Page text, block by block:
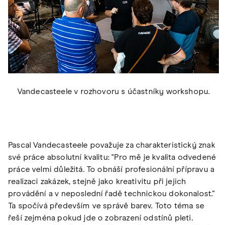
Vandecasteele v rozhovoru s účastníky workshopu.
Pascal Vandecasteele považuje za charakteristický znak
své práce absolutní kvalitu: "Pro mě je kvalita odvedené
práce velmi důležitá. To obnáší profesionální přípravu a
realizaci zakázek, stejně jako kreativitu při jejich
provádění a v neposlední řadě technickou dokonalost."
Ta spočívá především ve správě barev. Toto téma se
řeší zejména pokud jde o zobrazení odstínů pleti.